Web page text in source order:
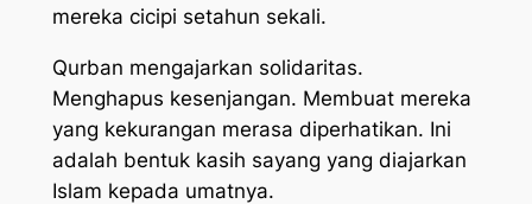
mereka cicipi setahun sekali.
Qurban mengajarkan solidaritas.
Menghapus kesenjangan. Membuat mereka
yang kekurangan merasa diperhatikan. Ini
adalah bentuk kasih sayang yang diajarkan
Islam kepada umatnya.